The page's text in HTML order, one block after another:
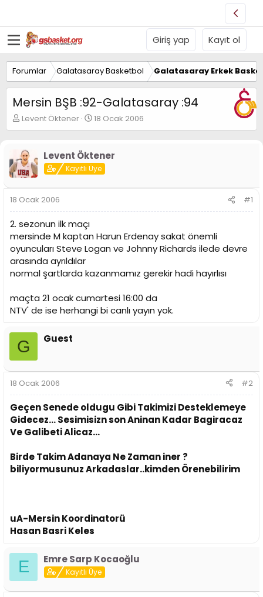
Giriş yap Kayıt ol
Forumlar Galatasaray Basketbol Galatasaray Erkek
Mersin BŞB :92-Galatasaray :94
K
o
u
y
u
B
a
ş
l
a
t
a
n
Levent Öktener
B
a
a
n
ı
t
i
h
18 Ocak 2006
Levent Öktener
Kayıtlı Üye
18 Ocak 2006 #1
2. sezonun ilk maçı
mersinde M kaptan Harun Erdenay sakat önemli
oyuncuları Steve Logan ve Johnny Richards ilede devre
arasında ayrıldılar
normal şartlarda kazanmamız gerekir hadi hayırlısı
maçta 21 ocak cumartesi 16:00 da
NTV' de ise herhangi bi canlı yayın yok.
G Guest
18 Ocak 2006 #2
Geçen Senede oldugu Gibi Takimizi Desteklemeye
Gidecez... Sesimisizn son Aninan Kadar Bagiracaz
Ve Galibeti Alicaz...
Birde Takim Adanaya Ne Zaman iner ?
biliyormusunuz Arkadaslar..kimden Örenebilirim
uA-Mersin Koordinatorü
Hasan Basri Keles
E Emre Sarp Kocaoğlu
Kayıtlı Üye